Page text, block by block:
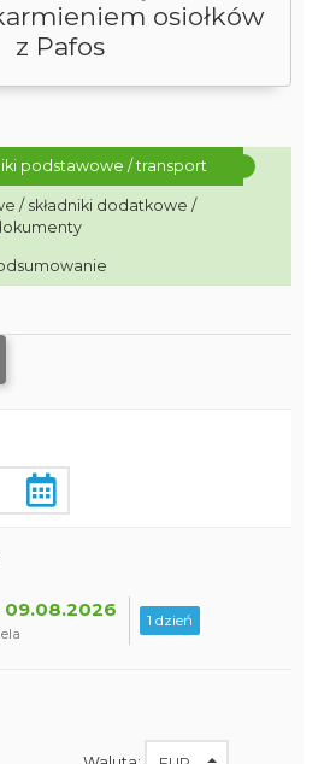
osiołków
z Pafos
podstawowe / transport
/ składniki dodatkowe /
09.08.2026 1 dzień